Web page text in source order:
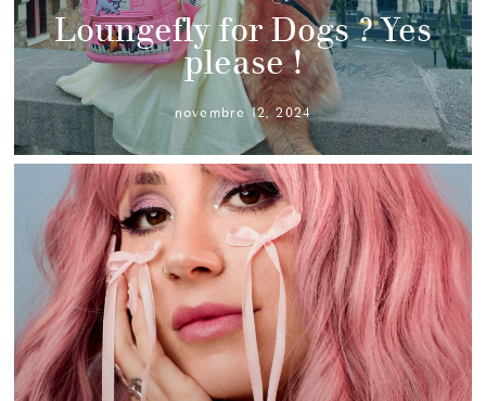
Loungefly for Dogs ? Yes
please !
novembre 12, 2024